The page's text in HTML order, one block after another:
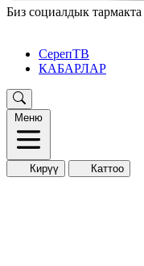
Биз социалдык тармакта
СерепТВ
КАБАРЛАР
Меню
Кирүү Каттоо